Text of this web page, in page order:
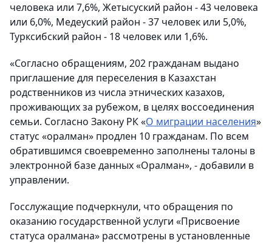
человека или 7,6%, Жетысуский район - 43 человека
или 6,0%, Медеуский район - 37 человек или 5,0%,
Турксибский район - 18 человек или 1,6%.
«Согласно обращениям, 202 гражданам выдано
приглашение для переселения в Казахстан
родственников из числа этнических казахов,
проживающих за рубежом, в целях воссоединения
семьи. Согласно Закону РК «О миграции населения»
статус «оралман» продлен 10 гражданам. По всем
обратившимся своевременно заполнены талоны в
электронной базе данных «Оралман», - добавили в
управлении.
Госслужащие подчеркнули, что обращения по
оказанию государственной услуги «Присвоение
статуса оралмана» рассмотрены в установленные